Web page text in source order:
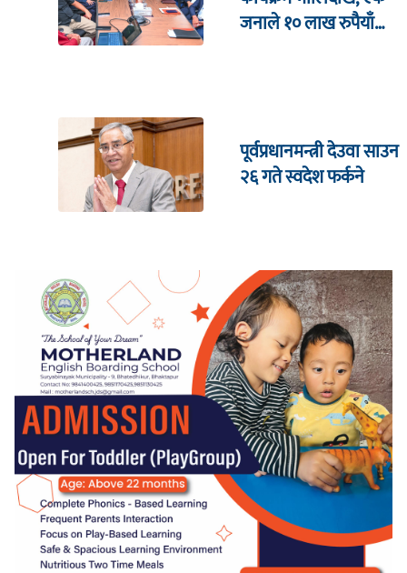
जनाले १० लाख रुपैयाँ
पूर्वप्रधानमन्त्री देउवा साउन
२६ गते स्वदेश फर्कने